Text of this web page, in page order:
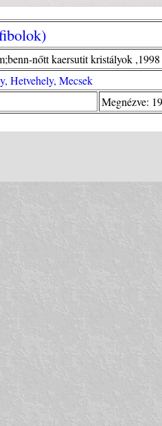
nőtt kaersutit kristályok ,1998
Hetvehely, Mecsek
Megnézve: